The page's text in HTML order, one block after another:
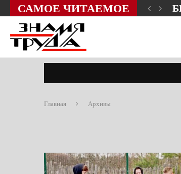
САМОЕ ЧИТАЕМОЕ
Главная Архивы